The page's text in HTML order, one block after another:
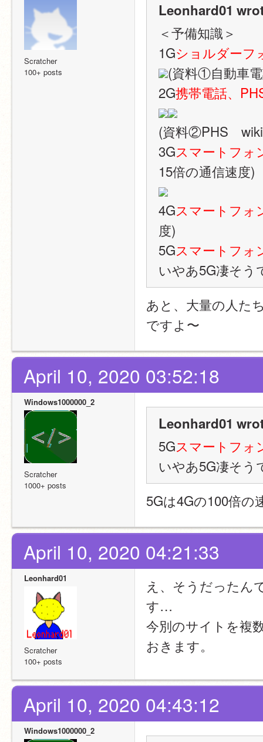
Scratcher
100+ posts
Leonhard01
＜予備知識＞
1Gショルダーフ
(資料①自動車
2G携帯電話、
(資料②PHS　
3Gスマートフォ
15倍の通信速度)
4Gスマートフォ
度)
5Gスマートフォ
いやあ5G凄そう
あと、大量の人た
ですよ〜
April 10, 2020 03:52:18
Windows1000000_2
Scratcher
1000+ posts
Leonhard01
5Gスマートフォ
いやあ5G凄そう
5Gは4Gの100倍の
April 10, 2020 04:21:33
Leonhard01
Scratcher
100+ posts
え、そうだったん
す…
今別のサイトを複
おきます。
April 10, 2020 04:43:12
Windows1000000_2